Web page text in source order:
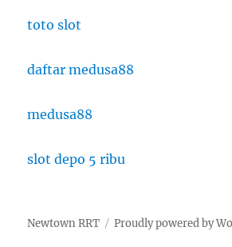
toto slot
daftar medusa88
medusa88
slot depo 5 ribu
Newtown RRT Proudly powered by